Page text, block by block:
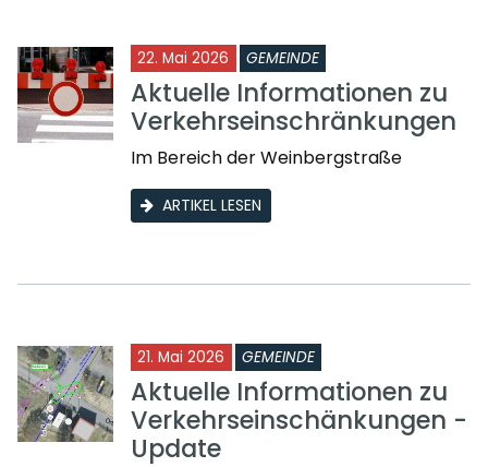
22. Mai 2026 GEMEINDE
Aktuelle Informationen zu
Verkehrseinschränkungen
Im Bereich der Weinbergstraße
ARTIKEL LESEN
21. Mai 2026 GEMEINDE
Aktuelle Informationen zu
Verkehrseinschänkungen -
Update